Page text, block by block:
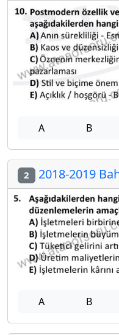
A B
2 2018-2019
A B